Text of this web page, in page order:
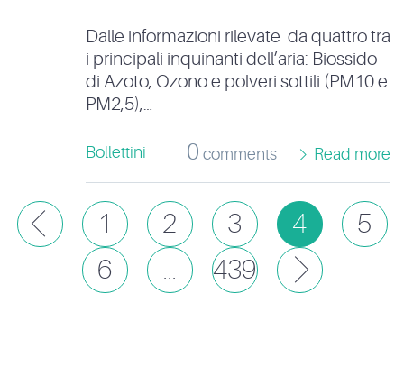
Dalle informazioni rilevate da quattro tra
i principali inquinanti dell’aria: Biossido
di Azoto, Ozono e polveri sottili (PM10 e
PM2,5),…
Bollettini 0 comments Read more
Prev
1 2 3 4
5
6
439 Next